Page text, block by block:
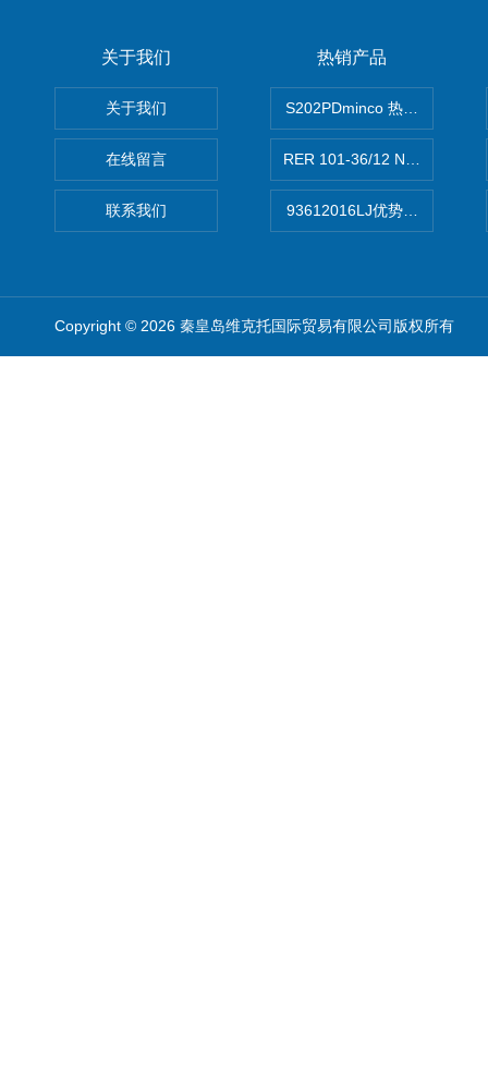
关于我们
关于我们
在线留言
联系我们
热销产品
S202PDminco 热电阻
RER 101-36/12 NHH离心
93612016LJ优势供应美国
Copyright © 2026 秦皇岛维克托国际贸易有限公司版权所有